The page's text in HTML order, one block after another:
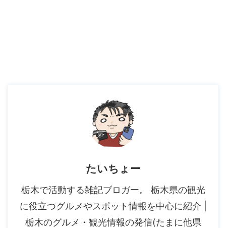
たいちょー
栃木で活動する雑記ブロガー。 栃木県の観光
に役立つグルメやスポット情報を中心に紹介 |
栃木のグルメ・観光情報の発信(たまに他県